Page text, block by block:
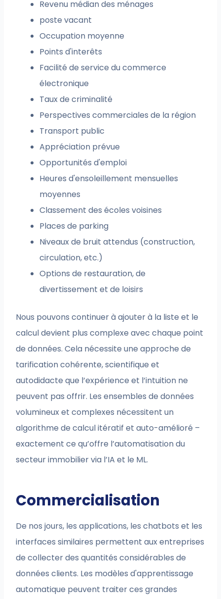
Revenu médian des ménages
poste vacant
Occupation moyenne
Points d'interêts
Facilité de service du commerce
électronique
Taux de criminalité
Perspectives commerciales de la région
Transport public
Appréciation prévue
Opportunités d'emploi
Heures d'ensoleillement mensuelles
moyennes
Classement des écoles voisines
Places de parking
Niveaux de bruit attendus (construction,
circulation, etc.)
Options de restauration, de
divertissement et de loisirs
Nous pouvons continuer à ajouter à la liste et le
calcul devient plus complexe avec chaque point
de données. Cela nécessite une approche de
tarification cohérente, scientifique et
autodidacte que l’expérience et l’intuition ne
peuvent pas offrir. Les ensembles de données
volumineux et complexes nécessitent un
algorithme de calcul itératif et auto-amélioré –
exactement ce qu’offre l’automatisation du
secteur immobilier via l’IA et le ML.
Commercialisation
De nos jours, les applications, les chatbots et les
interfaces similaires permettent aux entreprises
de collecter des quantités considérables de
données clients. Les modèles d'apprentissage
automatique peuvent traiter ces grandes